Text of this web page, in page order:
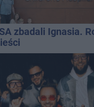
zbadali Ignasia.